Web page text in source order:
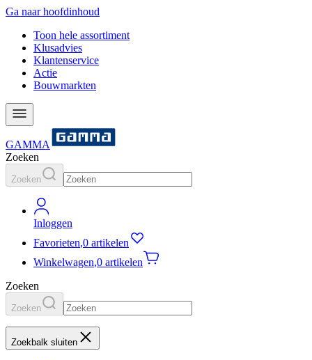
Ga naar hoofdinhoud
Toon hele assortiment
Klusadvies
Klantenservice
Actie
Bouwmarkten
GAMMA
Zoeken
Zoeken
Inloggen
Favorieten,0 artikelen
Winkelwagen,0 artikelen
Zoeken
Zoeken
Zoekbalk sluiten